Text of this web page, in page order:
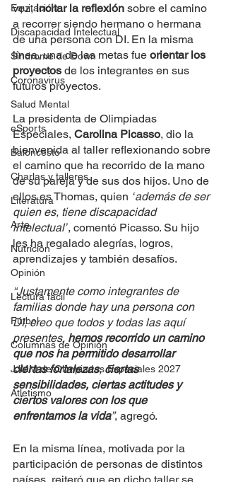
Equitación
Discapacidad Intelectual
Síndrome de Down
Coronavirus
Salud Mental
eSports
Baloncesto
Charlas y talleres
Literatura
Arte
Nutrición
Opinión
Lectura fácil
Fútbol
Columnas de Opinión
JJMM de Olimpiadas Especiales 2027
Atletismo
vez, incitar la reflexión sobre el camino
a recorrer siendo hermano o hermana
de una persona con DI. En la misma
línea, una de las metas fue orientar los
proyectos de los integrantes en sus
futuros proyectos.
La presidenta de Olimpiadas
Especiales, Carolina Picasso, dio la
bienvenida al taller reflexionando sobre
el camino que ha recorrido de la mano
de su pareja y de sus dos hijos. Uno de
ellos es Thomas, quien “además de ser
quien es, tiene discapacidad
intelectual”, comentó Picasso. Su hijo
les ha regalado alegrías, logros,
aprendizajes y también desafíos.
“Justamente como integrantes de
familias donde hay una persona con
DI, creo que todos y todas las aquí
presentes, hemos recorrido un camino
que nos ha permitido desarrollar
ciertas fortalezas, ciertas
sensibilidades, ciertas actitudes y
ciertos valores con los que
enfrentamos la vida”, agregó.
En la misma línea, motivada por la
participación de personas de distintos